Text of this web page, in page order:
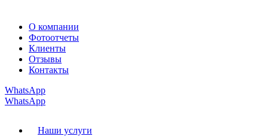
О компании
Фотоотчеты
Клиенты
Отзывы
Контакты
WhatsApp
WhatsApp
Наши услуги